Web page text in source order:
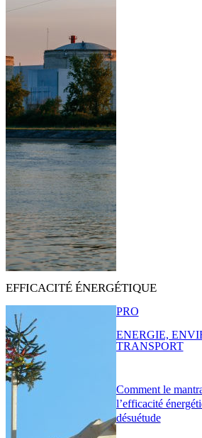
EFFICACITÉ ÉNERGÉTIQUE
Comment le
l’efficacité
désuétude
PRO
ENERGIE,
TRANSPORT